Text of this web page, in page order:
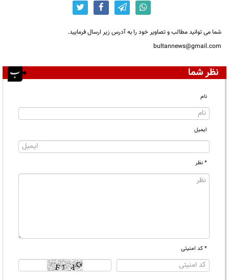
شما می توانید مطالب و تصاویر خود را به آدرس زیر ارسال فرمایید.
bultannews@gmail.com
نظر شما
نام
ایمیل
* نظر
* کد امنیتی